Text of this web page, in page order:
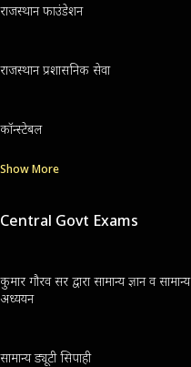
राजस्थान फाउंडेशन
राजस्थान प्रशासनिक सेवा
कॉन्स्टेबल
Show More
Central Govt Exams
कुमार गौरव सर द्वारा सामान्य ज्ञान व सामान्य
अध्ययन
सामान्य ड्यूटी सिपाही